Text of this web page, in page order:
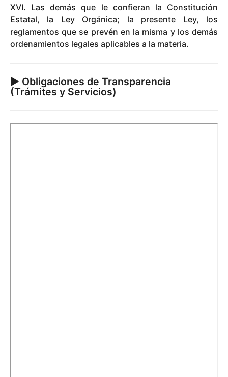
XVI. Las demás que le confieran la Constitución
Estatal, la Ley Orgánica; la presente Ley, los
reglamentos que se prevén en la misma y los demás
ordenamientos legales aplicables a la materia.
► Obligaciones de Transparencia
(Trámites y Servicios)